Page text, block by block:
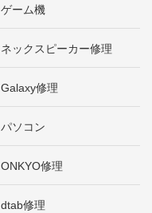
ゲーム機
ネックスピーカー修理
Galaxy修理
パソコン
ONKYO修理
dtab修理